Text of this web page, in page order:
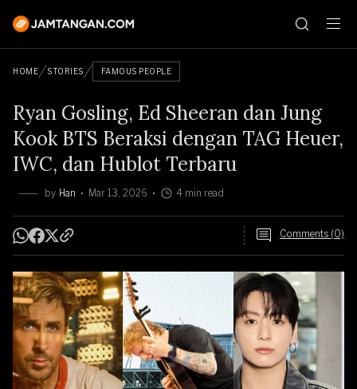
HOME STORIES FAMOUS PEOPLE
Ryan Gosling, Ed Sheeran dan Jung
Kook BTS Beraksi dengan TAG Heuer,
IWC, dan Hublot Terbaru
by Han Mar 13, 2026 4 min read
Comments (0)